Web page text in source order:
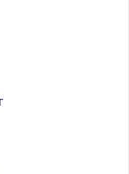
Link
Rover
HP